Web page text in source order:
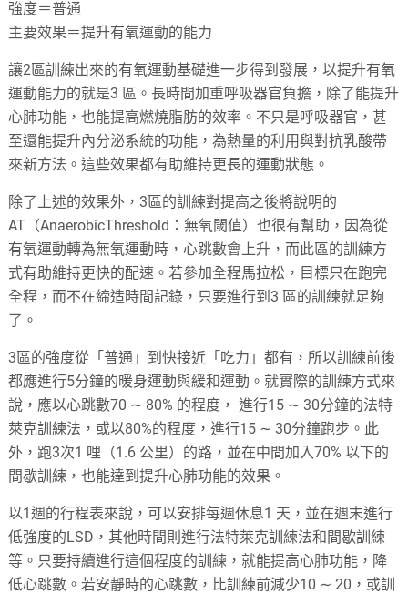
強度＝普通
主要效果＝提升有氧運動的能力
讓2區訓練出來的有氧運動基礎進一步得到發展，以提升有氧
運動能力的就是3 區。長時間加重呼吸器官負擔，除了能提升
心肺功能，也能提高燃燒脂肪的效率。不只是呼吸器官，甚
至還能提升內分泌系統的功能，為熱量的利用與對抗乳酸帶
來新方法。這些效果都有助維持更長的運動狀態。
除了上述的效果外，3區的訓練對提高之後將說明的
AT（AnaerobicThreshold：無氧閾值）也很有幫助，因為從
有氧運動轉為無氧運動時，心跳數會上升，而此區的訓練方
式有助維持更快的配速。若參加全程馬拉松，目標只在跑完
全程，而不在締造時間記錄，只要進行到3 區的訓練就足夠
了。
3區的強度從「普通」到快接近「吃力」都有，所以訓練前後
都應進行5分鐘的暖身運動與緩和運動。就實際的訓練方式來
說，應以心跳數70 ∼ 80% 的程度， 進行15 ∼ 30分鐘的法特
萊克訓練法，或以80%的程度，進行15 ∼ 30分鐘跑步。此
外，跑3次1 哩（1.6 公里）的路，並在中間加入70% 以下的
間歇訓練，也能達到提升心肺功能的效果。
以1週的行程表來說，可以安排每週休息1 天，並在週末進行
低強度的LSD，其他時間則進行法特萊克訓練法和間歇訓練
等。只要持續進行這個程度的訓練，就能提高心肺功能，降
低心跳數。若安靜時的心跳數，比訓練前減少10 ∼ 20，或訓